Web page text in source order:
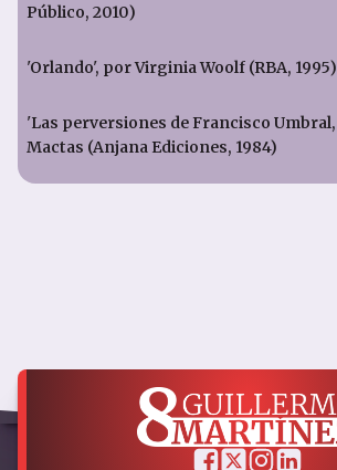
Público, 2010)
'Orlando', por Virginia Woolf (RBA, 1995)
'Las perversiones de Francisco
Mactas (Anjana Ediciones, 1984)